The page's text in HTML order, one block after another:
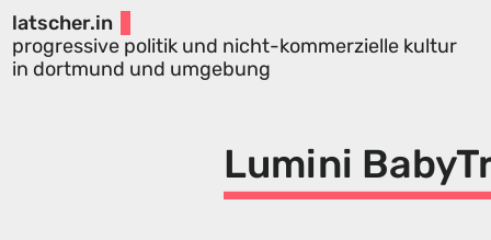
latscher.in
progressive politik und nicht-kommerzielle kultur
in dortmund und umgebung
Lumini